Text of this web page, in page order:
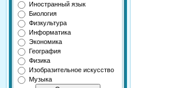
Иностранный язык
Биология
Физкультура
Информатика
Экономика
География
Физика
Изобразительное искусство
Музыка